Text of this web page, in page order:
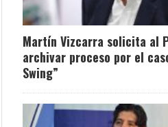
Martín Vizcarra solicita al
archivar proceso por el
Swing”